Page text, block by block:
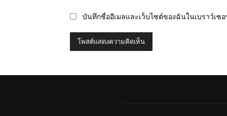
บันทึกชื่ออีเมลและเว็บไซต์ของฉันในเบราว์เ